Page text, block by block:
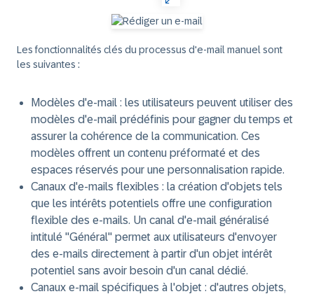
Les fonctionnalités clés du processus d'e-mail manuel sont
les suivantes :
Modèles d'e-mail : les utilisateurs peuvent utiliser des
modèles d'e-mail prédéfinis pour gagner du temps et
assurer la cohérence de la communication. Ces
modèles offrent un contenu préformaté et des
espaces réservés pour une personnalisation rapide.
Canaux d'e-mails flexibles : la création d'objets tels
que les intérêts potentiels offre une configuration
flexible des e-mails. Un canal d'e-mail généralisé
intitulé "Général" permet aux utilisateurs d'envoyer
des e-mails directement à partir d'un objet intérêt
potentiel sans avoir besoin d'un canal dédié.
Canaux e-mail spécifiques à l'objet : d'autres objets,